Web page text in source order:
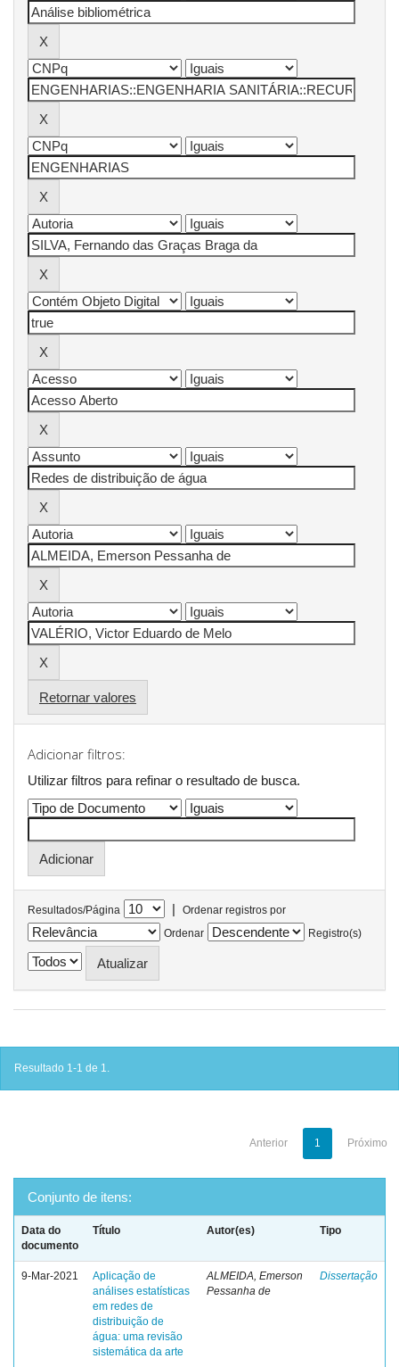
Retornar valores
Adicionar filtros:
Utilizar filtros para refinar o resultado de busca.
Resultados/Página |
Ordenar registros por
Ordenar
Registro(s)
Resultado 1-1 de 1.
Anterior 1 Próximo
Conjunto de itens:
Data do
documento
Título Autor(es) Tipo
9-Mar-2021
Aplicação de
análises estatísticas
em redes de
distribuição de
água: uma revisão
sistemática da arte
ALMEIDA, Emerson
Pessanha de
Dissertação